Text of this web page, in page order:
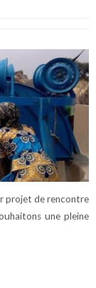
projet de rencontre
une pleine